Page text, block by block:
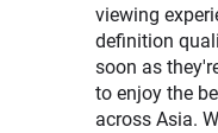
viewing
definition
soon as
to enjoy the
across Asia.